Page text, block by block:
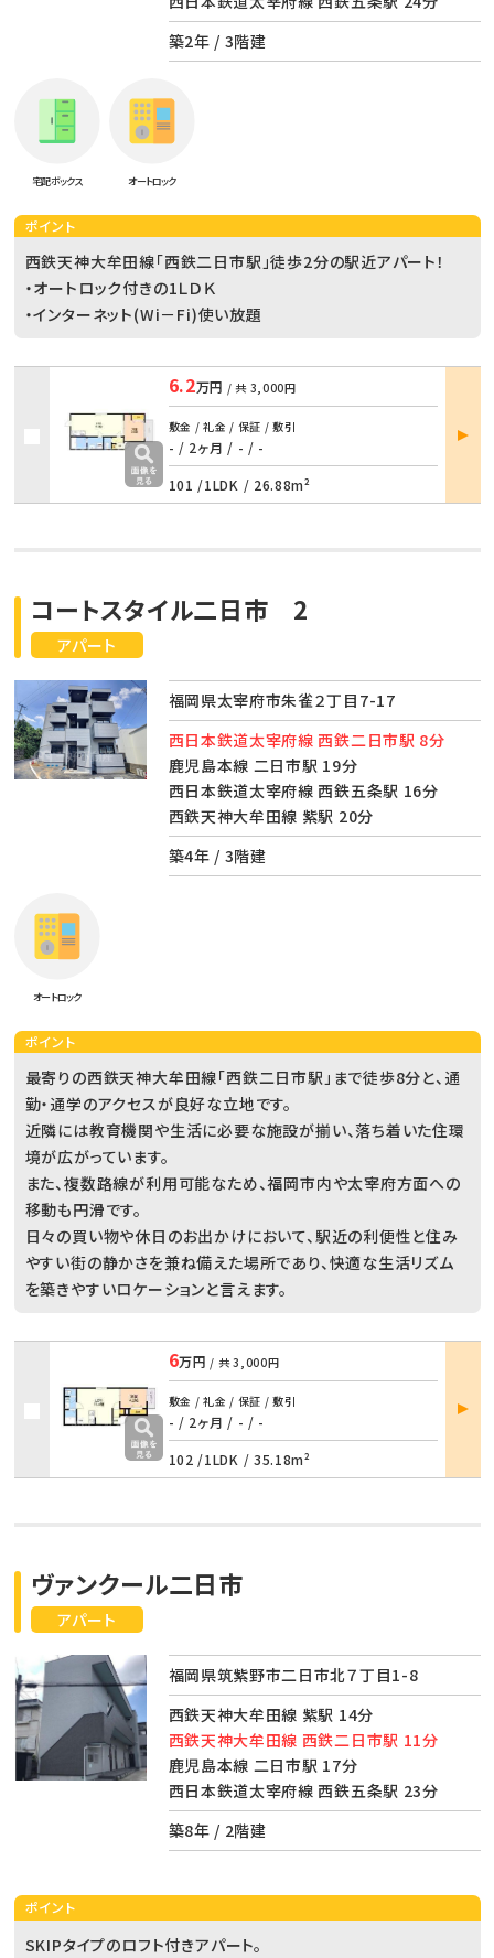
築2年 / 3階建
宅配ボックス オートロック
ポイント
西鉄天神大牟田線「西鉄二日市駅」徒歩2分の駅近アパート！
・オートロック付きの1ＬＤＫ
・インターネット(Wi－Fi)使い放題
6.2万円 / 共 3,000円
敷金 / 礼金 / 保証 / 敷引
- / 2ヶ月 / - / -
101 /1LDK / 26.88m²
部屋
詳細
アパート
コートスタイル二日市 2
福岡県太宰府市朱雀２丁目7-17
西日本鉄道太宰府線 西鉄二日市駅 8分
鹿児島本線 二日市駅 19分
西日本鉄道太宰府線 西鉄五条駅 16分
西鉄天神大牟田線 紫駅 20分
築4年 / 3階建
オートロック
ポイント
最寄りの西鉄天神大牟田線「西鉄二日市駅」まで徒歩8分と、通
勤・通学のアクセスが良好な立地です。
近隣には教育機関や生活に必要な施設が揃い、落ち着いた住環
境が広がっています。
また、複数路線が利用可能なため、福岡市内や太宰府方面への
移動も円滑です。
日々の買い物や休日のお出かけにおいて、駅近の利便性と住み
やすい街の静かさを兼ね備えた場所であり、快適な生活リズム
を築きやすいロケーションと言えます。
6万円 / 共3,000円
敷金 / 礼金 / 保証 / 敷引
- / 2ヶ月 / - / -
102 /1LDK / 35.18m²
部屋
詳細
アパート
ヴァンクール二日市
福岡県筑紫野市二日市北７丁目1-8
西鉄天神大牟田線 紫駅 14分
西鉄天神大牟田線 西鉄二日市駅 11分
鹿児島本線 二日市駅 17分
西日本鉄道太宰府線 西鉄五条駅 23分
築8年 / 2階建
ポイント
SKIPタイプのロフト付きアパート。